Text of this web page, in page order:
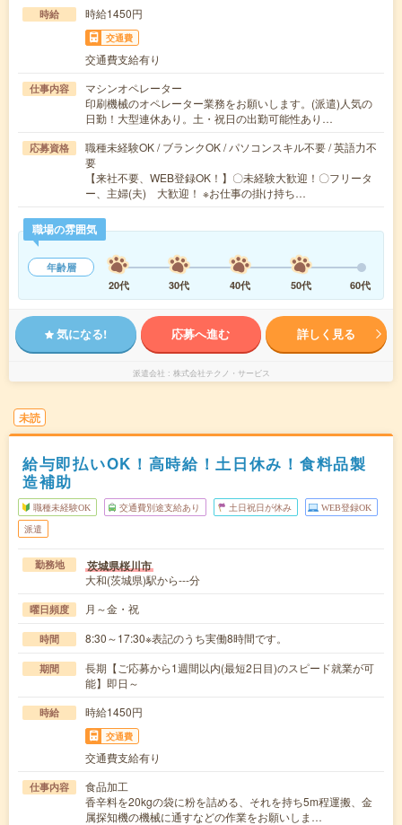
時給 時給1450円
交通費
交通費支給有り
仕事内容
マシンオペレーター
印刷機械のオペレーター業務をお願いします。(派遣)人気の
日勤！大型連休あり。土・祝日の出勤可能性あり…
応募資格
職種未経験OK / ブランクOK / パソコンスキル不要 / 英語力不
要
【来社不要、WEB登録OK！】〇未経験大歓迎！〇フリータ
ー、主婦(夫) 大歓迎！ ※お仕事の掛け持ち…
職場の雰囲気
年齢層
20代
30代 40代 50代 60代
気になる! 応募へ進む 詳しく見る
派遣会社 株式会社テクノ・サービス
未読
給与即払いOK！高時給！土日休み！食料品製
造補助
職種未経験OK 交通費別途支給あり 土日祝日が休み WEB登録OK
派遣
勤務地 茨城県桜川市
大和(茨城県)駅から---分
曜日頻度 月～金・祝
時間 8:30～17:30※表記のうち実働8時間です。
期間
長期【ご応募から1週間以内(最短2日目)のスピード就業が可
能】即日～
時給 時給1450円
交通費
交通費支給有り
仕事内容
食品加工
香辛料を20kgの袋に粉を詰める、それを持ち5m程運搬、金
属探知機の機械に通すなどの作業をお願いしま…